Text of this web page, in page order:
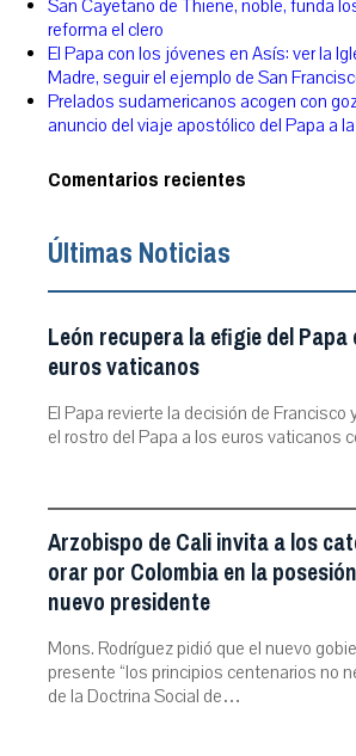
San Cayetano de Thiene, noble, funda
reforma el clero
El Papa con los jóvenes en Asís: ver la
Madre, seguir el ejemplo de San
Prelados sudamericanos acogen con
anuncio del viaje apostólico del Papa a
Comentarios recientes
Últimas Noticias
León recupera la efigie del Papa
euros vaticanos
El Papa revierte la decisión de Francisco
el rostro del Papa a los euros vaticanos
Arzobispo de Cali invita a los
orar por Colombia en la
nuevo presidente
Mons. Rodríguez pidió que el nuevo
presente “los principios centenarios no
de la Doctrina Social de…